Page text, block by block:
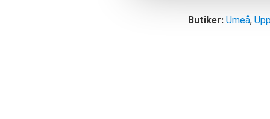
Butiker: Umeå,